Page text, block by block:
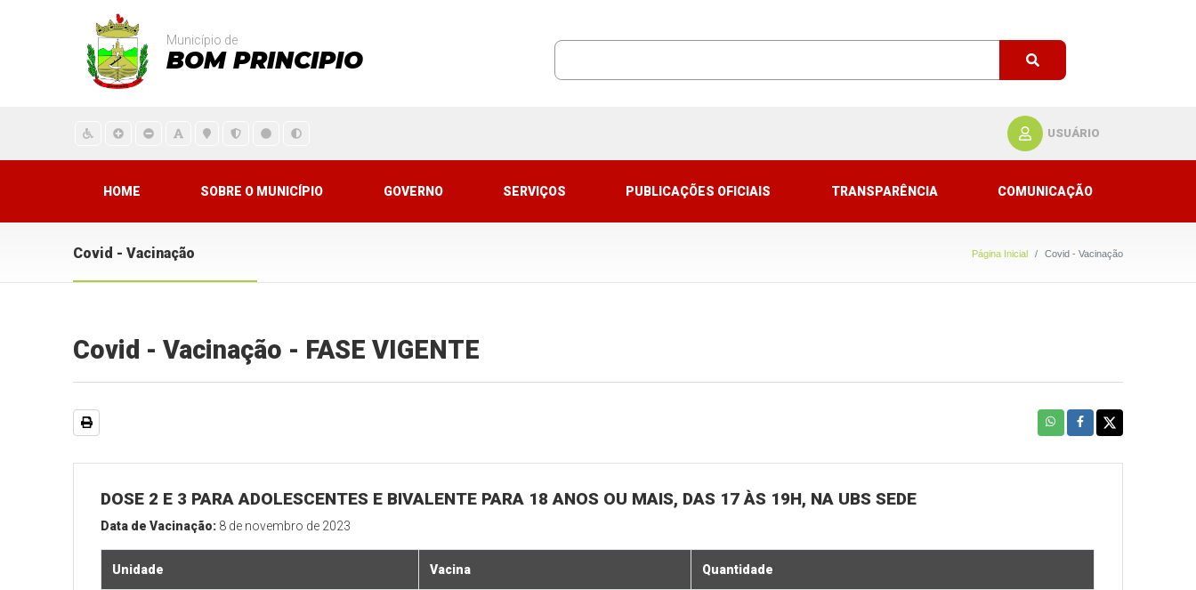
Município de
BOM PRINCIPIO
USUÁRIO
HOME SOBRE O MUNICÍPIO GOVERNO SERVIÇOS PUBLICAÇÕES OFICIAIS TRANSPARÊNCIA COMUNICAÇÃO
Covid - Vacinação Página Inicial Covid - Vacinação
Covid - Vacinação - FASE VIGENTE
DOSE 2 E 3 PARA ADOLESCENTES E BIVALENTE PARA 18 ANOS OU MAIS, DAS 17 ÀS 19H, NA UBS SEDE
Data de Vacinação: 8 de novembro de 2023
Unidade Vacina Quantidade